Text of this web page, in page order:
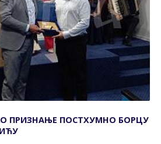
ПРИЗНАЊЕ ПОСТХУМНО БОРЦУ